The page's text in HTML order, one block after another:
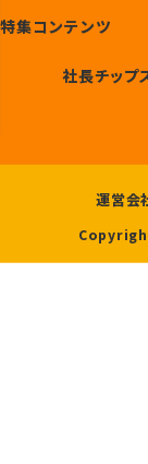
特集コンテンツ
社長チップ
運営会